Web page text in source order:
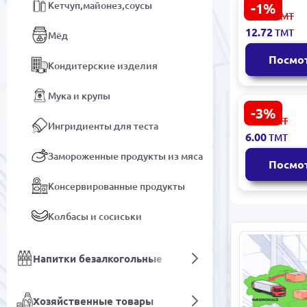
Кетчуп,майонез,соусы
Мёд
Кондитерские изделия
Мука и крупы
Ингридиенты для теста
Замороженные продукты из мяса
Консервированные продукты
Колбасы и сосиськи
Напитки безалкогольные
Хозяйственные товары
-1%
Agam
крупного
4000г, опт
12.90ТМТ
12.72ТМТ
-3%
Agam
мелкий
бутылка
6.20ТМТ
6.00ТМТ